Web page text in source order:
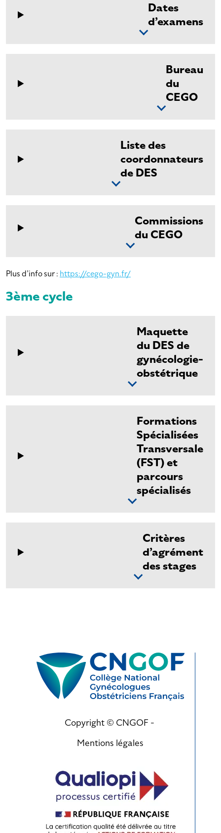
Dates
d’examens
Bureau
du
CEGO
Liste des
coordonnateurs
de DES
Commissions
du CEGO
Plus d’info sur : https://cego-gyn.fr/
3ème cycle
Maquette
du DES de
gynécologie-
obstétrique
Formations
Spécialisées
Transversale
(FST) et
parcours
spécialisés
Critères
d’agrément
des stages
Copyright © CNGOF -
Mentions légales